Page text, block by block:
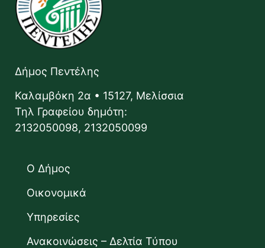
Δήμος Πεντέλης
Καλαμβόκη 2α • 15127, Μελίσσια
Τηλ Γραφείου δημότη:
2132050098, 2132050099
Ο Δήμος
Οικονομικά
Υπηρεσίες
Ανακοινώσεις – Δελτία Τύπου